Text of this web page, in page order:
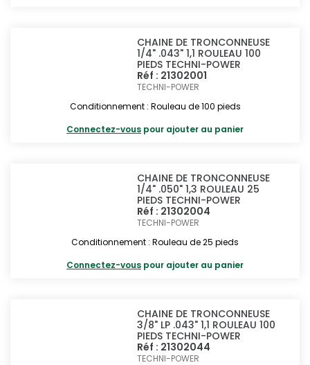
CHAINE DE TRONCONNEUSE
1/4" .043" 1,1 ROULEAU 100
PIEDS TECHNI-POWER
Réf : 21302001
TECHNI-POWER
Conditionnement : Rouleau de 100 pieds
Connectez-vous pour ajouter au panier
CHAINE DE TRONCONNEUSE
1/4" .050" 1,3 ROULEAU 25
PIEDS TECHNI-POWER
Réf : 21302004
TECHNI-POWER
Conditionnement : Rouleau de 25 pieds
Connectez-vous pour ajouter au panier
CHAINE DE TRONCONNEUSE
3/8" LP .043" 1,1 ROULEAU 100
PIEDS TECHNI-POWER
Réf : 21302044
TECHNI-POWER